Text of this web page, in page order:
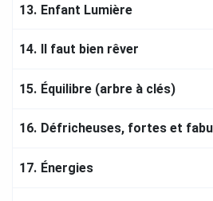
13. Enfant Lumière
14. Il faut bien rêver
15. Équilibre (arbre à clés)
16. Défricheuses, fortes et
17. Énergies